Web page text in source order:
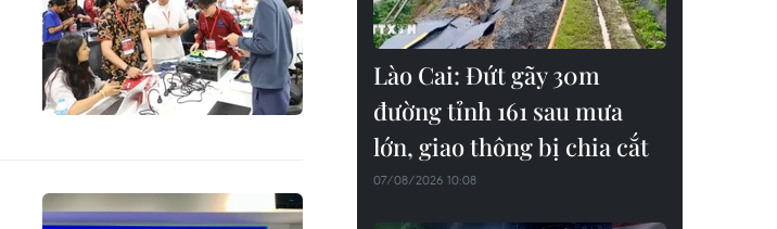
Lào Cai: Đứt gãy 30m
đường tỉnh 161 sau mưa
lớn, giao thông bị chia cắt
07/08/2026 10:08